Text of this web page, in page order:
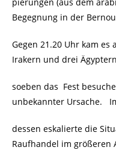
Begegnung in der
Gegen 21.20 Uhr kam
Irakern und drei
soeben das Fest
unbekannter Ursache.
dessen eskalierte die
Raufhandel im größeren